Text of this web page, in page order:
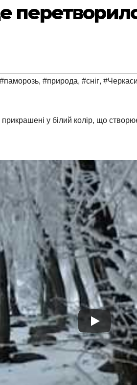
#паморозь, #природа, #сніг, #Черкаси
у білий колір, що